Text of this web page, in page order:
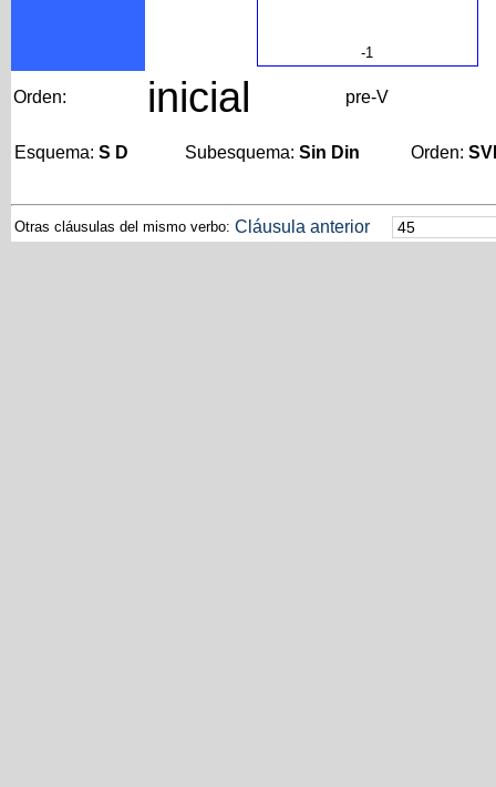
-1
Orden: inicial pre-V
Esquema: S D Subesquema: Sin Din Orden:
Otras cláusulas del mismo verbo: Cláusula anterior